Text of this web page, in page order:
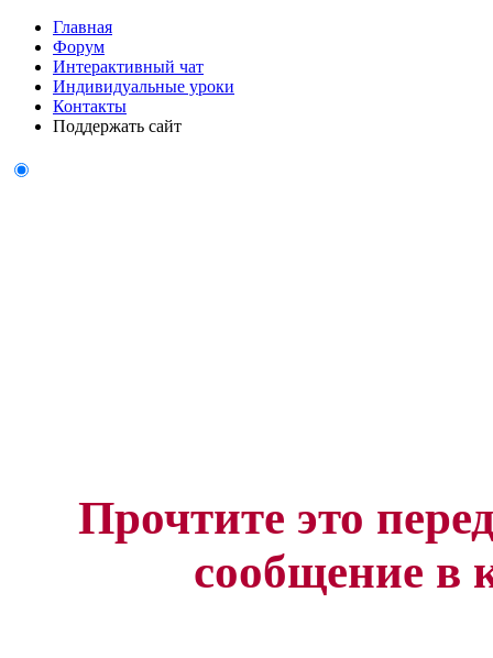
Главная
Форум
Интерактивный чат
Индивидуальные уроки
Контакты
Поддержать сайт
Прочтите это
сообщение в